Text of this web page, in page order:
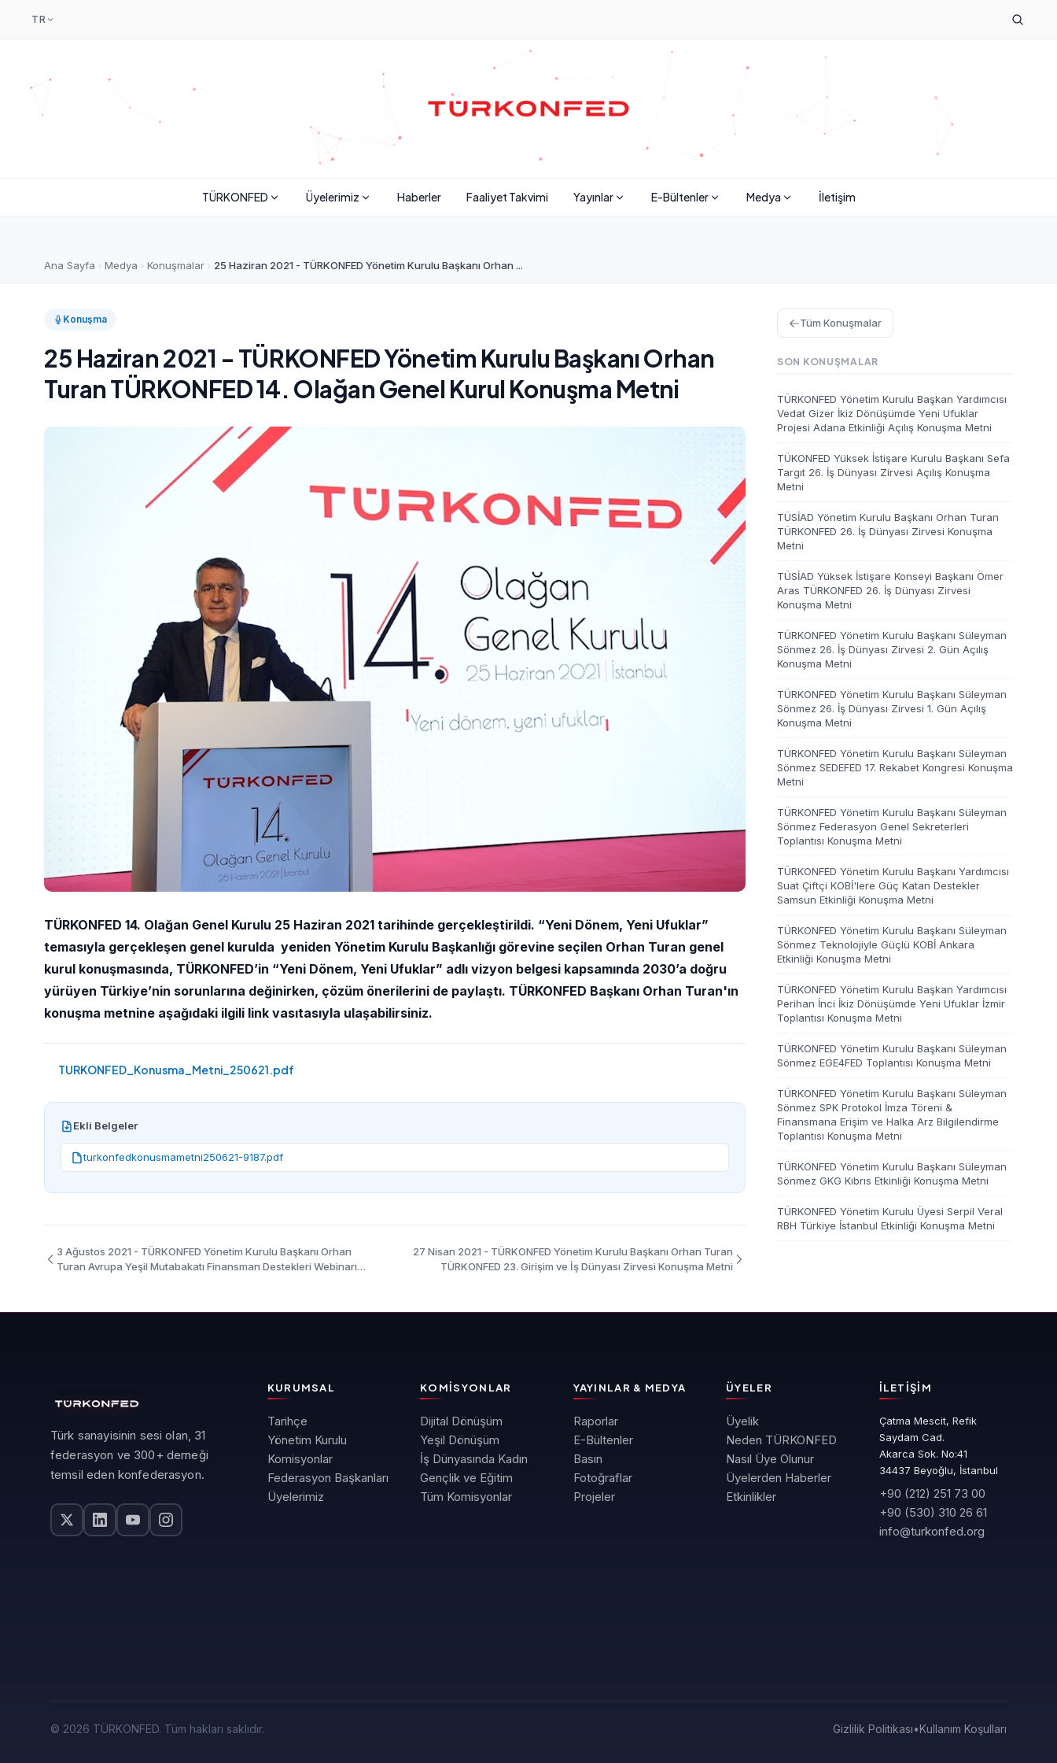
TR
TÜRKONFED Üyelerimiz Haberler Faaliyet Takvimi Yayınlar E-Bültenler Medya İletişim
Ana Sayfa Medya Konuşmalar 25 Haziran 2021 - TÜRKONFED Yönetim Kurulu Başkanı Orhan ...
Konuşma
25 Haziran 2021 - TÜRKONFED Yönetim Kurulu Başkanı Orhan
Turan TÜRKONFED 14. Olağan Genel Kurul Konuşma Metni
TÜRKONFED 14. Olağan Genel Kurulu 25 Haziran 2021 tarihinde gerçekleştirildi. “Yeni Dönem, Yeni Ufuklar”
temasıyla gerçekleşen genel kurulda yeniden Yönetim Kurulu Başkanlığı görevine seçilen Orhan Turan genel
kurul konuşmasında, TÜRKONFED’in “Yeni Dönem, Yeni Ufuklar” adlı vizyon belgesi kapsamında 2030’a doğru
yürüyen Türkiye’nin sorunlarına değinirken, çözüm önerilerini de paylaştı. TÜRKONFED Başkanı Orhan Turan'ın
konuşma metnine aşağıdaki ilgili link vasıtasıyla ulaşabilirsiniz.
TURKONFED_Konusma_Metni_250621.pdf
Ekli Belgeler
turkonfedkonusmametni250621-9187.pdf
3 Ağustos 2021 - TÜRKONFED Yönetim Kurulu Başkanı Orhan
Turan Avrupa Yeşil Mutabakatı Finansman Destekleri Webinarı
27 Nisan 2021 - TÜRKONFED Yönetim Kurulu Başkanı Orhan Turan
TÜRKONFED 23. Girişim ve İş Dünyası Zirvesi Konuşma Metni
Tüm Konuşmalar
SON KONUŞMALAR
TÜRKONFED Yönetim Kurulu Başkan Yardımcısı
Vedat Gizer İkiz Dönüşümde Yeni Ufuklar
Projesi Adana Etkinliği Açılış Konuşma Metni
TÜKONFED Yüksek İstişare Kurulu Başkanı Sefa
Targıt 26. İş Dünyası Zirvesi Açılış Konuşma
Metni
TÜSİAD Yönetim Kurulu Başkanı Orhan Turan
TÜRKONFED 26. İş Dünyası Zirvesi Konuşma
Metni
TÜSİAD Yüksek İstişare Konseyi Başkanı Ömer
Aras TÜRKONFED 26. İş Dünyası Zirvesi
Konuşma Metni
TÜRKONFED Yönetim Kurulu Başkanı Süleyman
Sönmez 26. İş Dünyası Zirvesi 2. Gün Açılış
Konuşma Metni
TÜRKONFED Yönetim Kurulu Başkanı Süleyman
Sönmez 26. İş Dünyası Zirvesi 1. Gün Açılış
Konuşma Metni
TÜRKONFED Yönetim Kurulu Başkanı Süleyman
Sönmez SEDEFED 17. Rekabet Kongresi Konuşma
Metni
TÜRKONFED Yönetim Kurulu Başkanı Süleyman
Sönmez Federasyon Genel Sekreterleri
Toplantısı Konuşma Metni
TÜRKONFED Yönetim Kurulu Başkanı Yardımcısı
Suat Çiftçi KOBİ'lere Güç Katan Destekler
Samsun Etkinliği Konuşma Metni
TÜRKONFED Yönetim Kurulu Başkanı Süleyman
Sönmez Teknolojiyle Güçlü KOBİ Ankara
Etkinliği Konuşma Metni
TÜRKONFED Yönetim Kurulu Başkan Yardımcısı
Perihan İnci İkiz Dönüşümde Yeni Ufuklar İzmir
Toplantısı Konuşma Metni
TÜRKONFED Yönetim Kurulu Başkanı Süleyman
Sönmez EGE4FED Toplantısı Konuşma Metni
TÜRKONFED Yönetim Kurulu Başkanı Süleyman
Sönmez SPK Protokol İmza Töreni &
Finansmana Erişim ve Halka Arz Bilgilendirme
Toplantısı Konuşma Metni
TÜRKONFED Yönetim Kurulu Başkanı Süleyman
Sönmez GKG Kıbrıs Etkinliği Konuşma Metni
TÜRKONFED Yönetim Kurulu Üyesi Serpil Veral
RBH Türkiye İstanbul Etkinliği Konuşma Metni
Türk sanayisinin sesi olan, 31
federasyon ve 300+ derneği
temsil eden konfederasyon.
KURUMSAL
Tarihçe
Yönetim Kurulu
Komisyonlar
Federasyon Başkanları
Üyelerimiz
KOMISYONLAR
Dijital Dönüşüm
Yeşil Dönüşüm
İş Dünyasında Kadın
Gençlik ve Eğitim
Tüm Komisyonlar
YAYINLAR & MEDYA
Raporlar
E-Bültenler
Basın
Fotoğraflar
Projeler
ÜYELER
Üyelik
Neden TÜRKONFED
Nasıl Üye Olunur
Üyelerden Haberler
Etkinlikler
İLETIŞIM
Çatma Mescit, Refik
Saydam Cad.
Akarca Sok. No:41
34437 Beyoğlu, İstanbul
+90 (212) 251 73 00
+90 (530) 310 26 61
info@turkonfed.org
© 2026 TÜRKONFED. Tüm hakları saklıdır. Gizlilik Politikası•Kullanım Koşulları